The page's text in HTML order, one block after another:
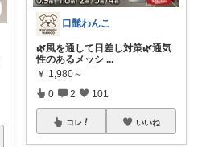
口髭わんこ
🌿風を通して日差し対策🌿通気
性のあるメッシ ...
￥ 1,980～
0 2 101
コレ いいね